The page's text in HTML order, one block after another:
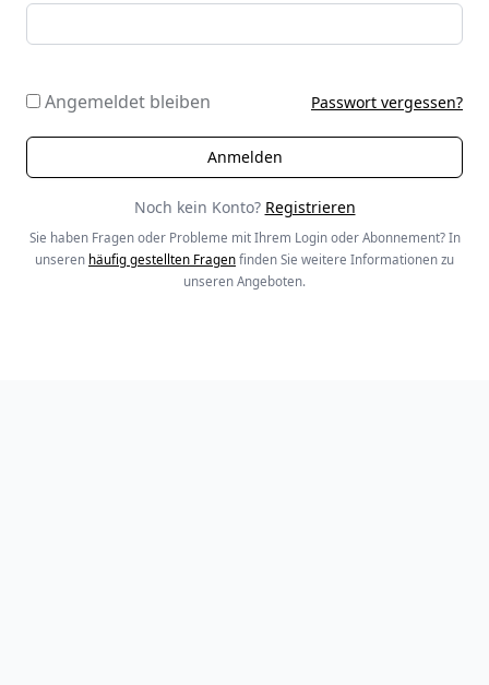
Angemeldet bleiben Passwort vergessen?
Noch kein Konto? Registrieren
Sie haben Fragen oder Probleme mit Ihrem Login oder Abonnement? In
unseren häufig gestellten Fragen finden Sie weitere Informationen zu
unseren Angeboten.